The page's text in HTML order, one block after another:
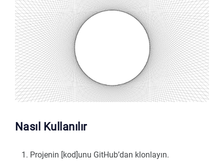
Nasıl Kullanılır
Projenin [kod]unu GitHub’dan klonlayın.